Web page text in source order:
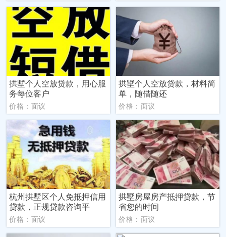
拱墅个人空放贷款，用心服
务每位客户
价格：面议
拱墅个人空放贷款，材料简
单，随借随还
价格：面议
杭州拱墅区个人免抵押信用
贷款，正规贷款咨询平
价格：面议
拱墅房屋房产抵押贷款，节
省您的时间
价格：面议